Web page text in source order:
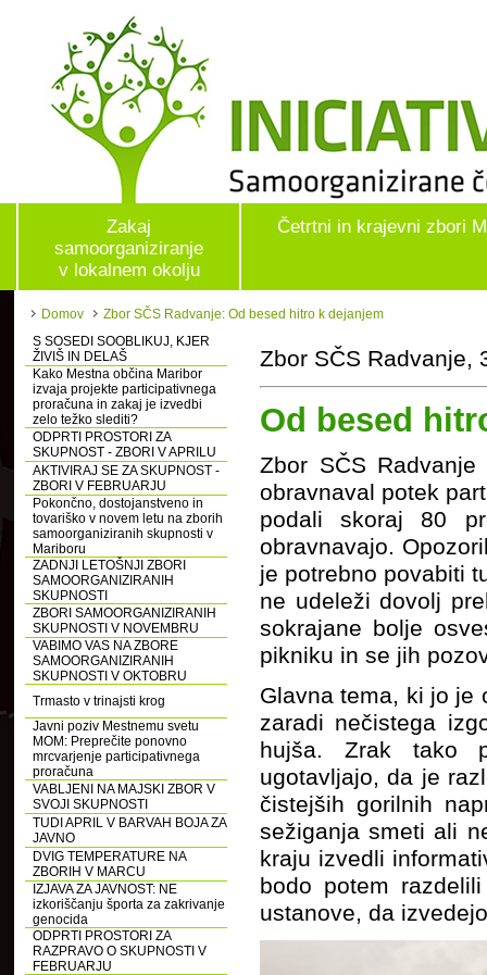
Zakaj
samoorganiziranje
v lokalnem okolju
Četrtni in krajevni zbori
Domov
Zbor SČS Radvanje: Od besed hitro k dejanjem
S SOSEDI SOOBLIKUJ, KJER
ŽIVIŠ IN DELAŠ
Kako Mestna občina Maribor
izvaja projekte participativnega
proračuna in zakaj je izvedbi
zelo težko slediti?
ODPRTI PROSTORI ZA
SKUPNOST - ZBORI V APRILU
AKTIVIRAJ SE ZA SKUPNOST -
ZBORI V FEBRUARJU
Pokončno, dostojanstveno in
tovariško v novem letu na zborih
samoorganiziranih skupnosti v
Mariboru
ZADNJI LETOŠNJI ZBORI
SAMOORGANIZIRANIH
SKUPNOSTI
ZBORI SAMOORGANIZIRANIH
SKUPNOSTI V NOVEMBRU
VABIMO VAS NA ZBORE
SAMOORGANIZIRANIH
SKUPNOSTI V OKTOBRU
Trmasto v trinajsti krog
Javni poziv Mestnemu svetu
MOM: Preprečite ponovno
mrcvarjenje participativnega
proračuna
VABLJENI NA MAJSKI ZBOR V
SVOJI SKUPNOSTI
TUDI APRIL V BARVAH BOJA ZA
JAVNO
DVIG TEMPERATURE NA
ZBORIH V MARCU
IZJAVA ZA JAVNOST: NE
izkoriščanju športa za zakrivanje
genocida
ODPRTI PROSTORI ZA
RAZPRAVO O SKUPNOSTI V
FEBRUARJU
Zbor SČS Radvanje,
Od besed
Zbor SČS
obravnaval potek
podali skoraj 80
obravnavajo.
je potrebno povabiti
ne udeleži dovolj
sokrajane bolje
pikniku in se jih
Glavna tema, ki jo je
zaradi nečistega
hujša. Zrak tako
ugotavljajo, da je
čistejših gorilnih
sežiganja smeti ali
kraju izvedli
bodo potem
ustanove, da